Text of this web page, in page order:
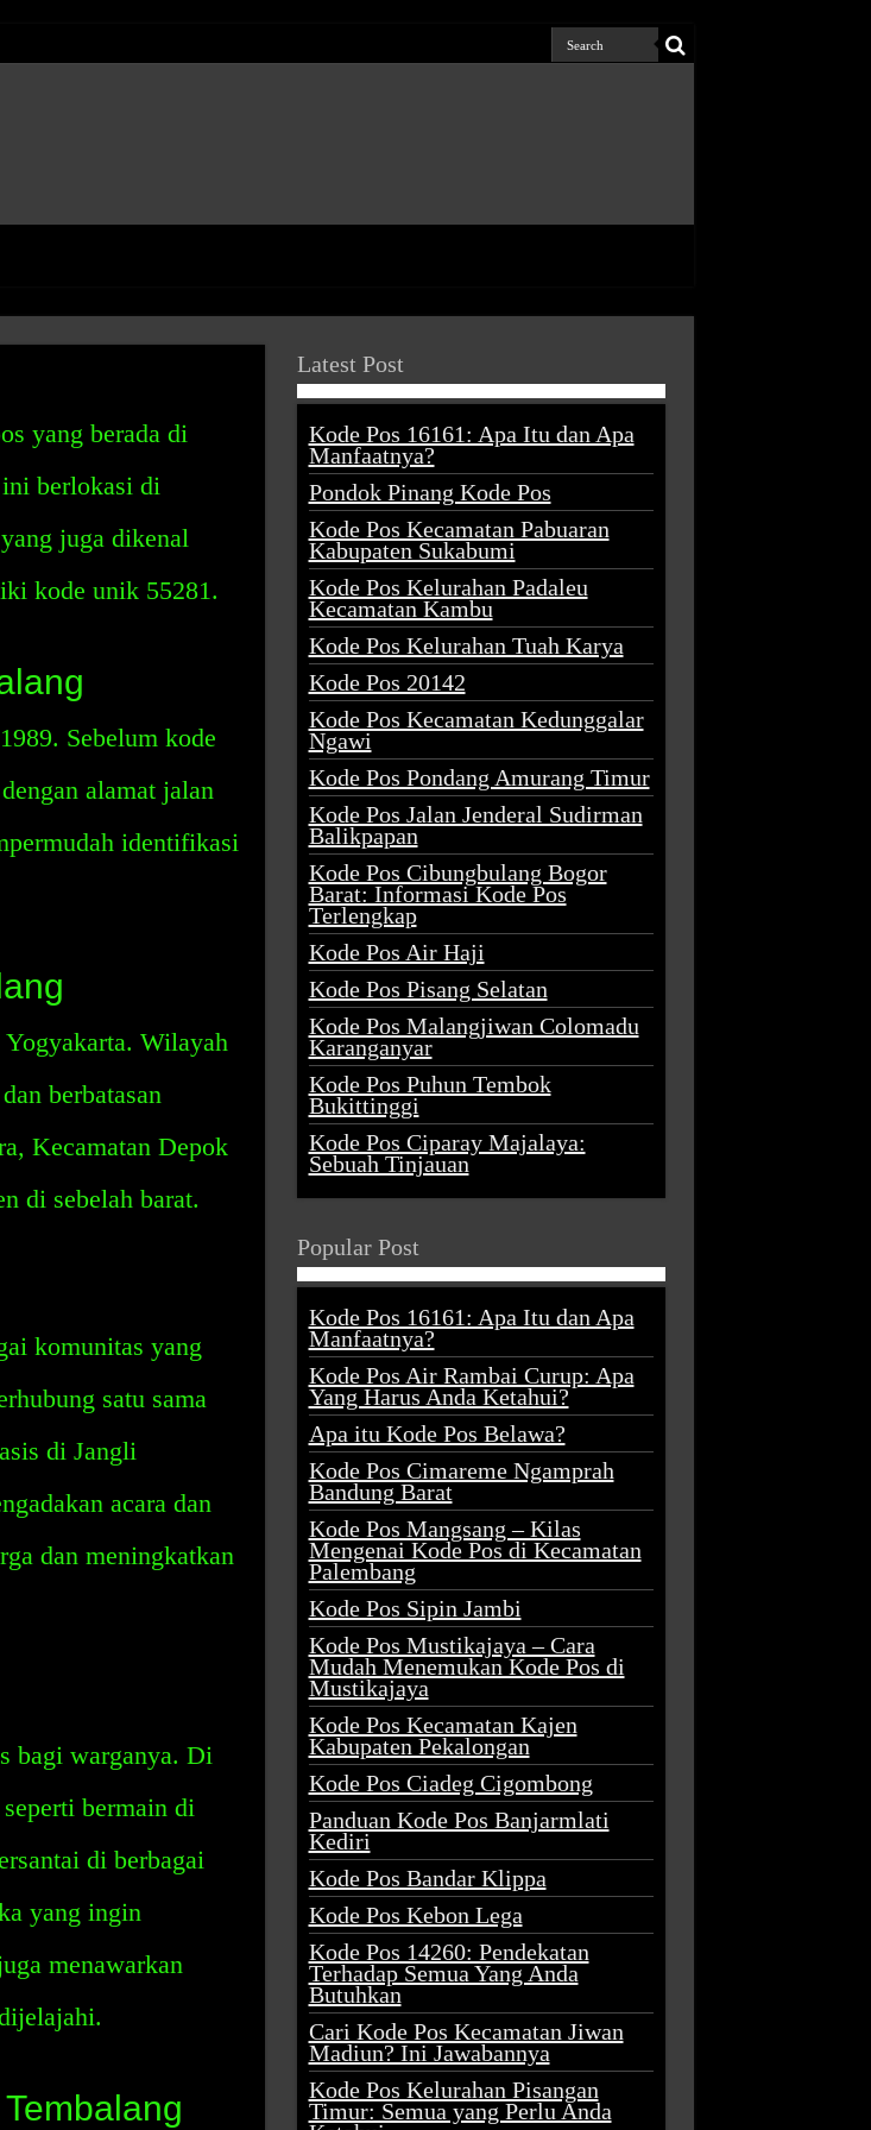
yang berada di
berlokasi di
juga dikenal
kode unik 55281.
Sebelum kode
alamat jalan
identifikasi
Wilayah
berbatasan
Kecamatan Depok
di sebelah barat.
komunitas yang
satu sama
di Jangli
acara dan
dan meningkatkan
bagi warganya. Di
bermain di
di berbagai
yang ingin
menawarkan
Latest Post
Kode Pos 16161: Apa Itu dan Apa
Manfaatnya?
Pondok Pinang Kode Pos
Kode Pos Kecamatan Pabuaran
Kabupaten Sukabumi
Kode Pos Kelurahan Padaleu
Kecamatan Kambu
Kode Pos Kelurahan Tuah Karya
Kode Pos 20142
Kode Pos Kecamatan Kedunggalar
Ngawi
Kode Pos Pondang Amurang Timur
Kode Pos Jalan Jenderal Sudirman
Balikpapan
Kode Pos Cibungbulang Bogor
Barat: Informasi Kode Pos
Terlengkap
Kode Pos Air Haji
Kode Pos Pisang Selatan
Kode Pos Malangjiwan Colomadu
Karanganyar
Kode Pos Puhun Tembok
Bukittinggi
Kode Pos Ciparay Majalaya:
Sebuah Tinjauan
Popular Post
Kode Pos 16161: Apa Itu dan Apa
Manfaatnya?
Kode Pos Air Rambai Curup: Apa
Yang Harus Anda Ketahui?
Apa itu Kode Pos Belawa?
Kode Pos Cimareme Ngamprah
Bandung Barat
Kode Pos Mangsang – Kilas
Mengenai Kode Pos di Kecamatan
Palembang
Kode Pos Sipin Jambi
Kode Pos Mustikajaya – Cara
Mudah Menemukan Kode Pos di
Mustikajaya
Kode Pos Kecamatan Kajen
Kabupaten Pekalongan
Kode Pos Ciadeg Cigombong
Panduan Kode Pos Banjarmlati
Kediri
Kode Pos Bandar Klippa
Kode Pos Kebon Lega
Kode Pos 14260: Pendekatan
Terhadap Semua Yang Anda
Butuhkan
Cari Kode Pos Kecamatan Jiwan
Madiun? Ini Jawabannya
Kode Pos Kelurahan Pisangan
Timur: Semua yang Perlu Anda